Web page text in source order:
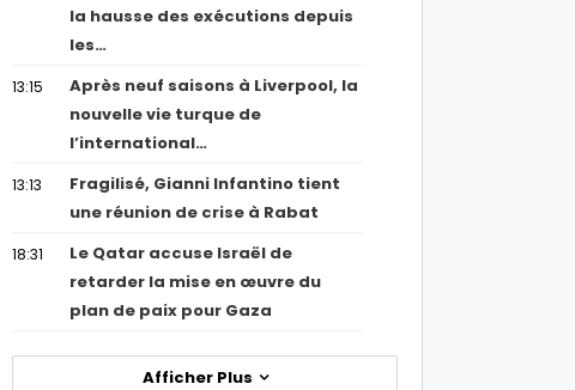
la hausse des exécutions depuis
les…
13:15
Après neuf saisons à Liverpool, la
nouvelle vie turque de
l’international…
13:13
Fragilisé, Gianni Infantino tient
une réunion de crise à Rabat
18:31
Le Qatar accuse Israël de
retarder la mise en œuvre du
plan de paix pour Gaza
Afficher Plus